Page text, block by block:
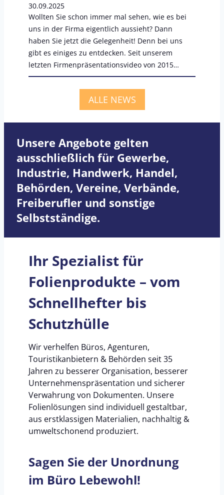
n
a
r
b
e
t
m
i
d
e
r
C
a
r
i
t
s
i
n
B
ü
r
e
n
30.09.2025
Wollten Sie schon immer mal sehen, wie es bei
uns in der Firma eigentlich aussieht? Dann
haben Sie jetzt die Gelegenheit! Denn bei uns
gibt es einiges zu entdecken. Seit unserem
letzten Firmenpräsentationsvideo von 2015…
ALLE NEWS
Unsere Angebote gelten
ausschließlich für Gewerbe,
Industrie, Handwerk, Handel,
Behörden, Vereine, Verbände,
Freiberufler und sonstige
Selbstständige.
Ihr Spezialist für
Folienprodukte – vom
Schnellhefter bis
Schutzhülle
Wir verhelfen Büros, Agenturen,
Touristikanbietern & Behörden seit 35
Jahren zu besserer Organisation, besserer
Unternehmenspräsentation und sicherer
Verwahrung von Dokumenten. Unsere
Folienlösungen sind individuell gestaltbar,
aus erstklassigen Materialien, nachhaltig &
umweltschonend produziert.
Sagen Sie der Unordnung
im Büro Lebewohl!